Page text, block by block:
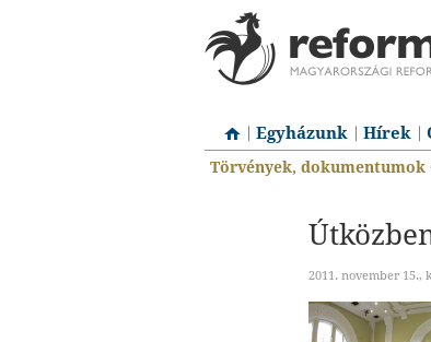
Egyházunk Hírek
Törvények, dokumentumok
2011. november 15.,